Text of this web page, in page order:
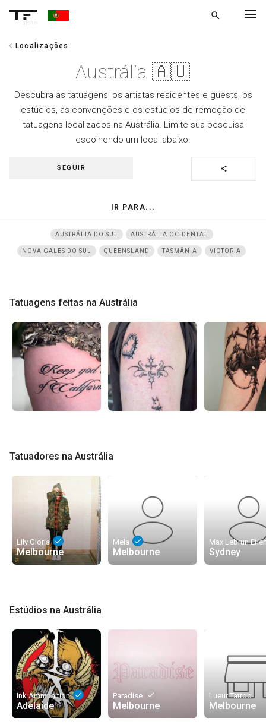
alpha
search
chevron_left Localizações
Austrália 🇦🇺
Descubra as tatuagens, os artistas residentes e guests, os
estúdios, as convenções e os estúdios de remoção de
tatuagens localizados na Austrália. Limite sua pesquisa
escolhendo um local abaixo.
share
SEGUIR
IR PARA...
AUSTRÁLIA DO SUL AUSTRÁLIA OCIDENTAL
NOVA GALES DO SUL QUEENSLAND TASMÂNIA VICTORIA
Tatuagens feitas na Austrália
Tatuadores na Austrália
Lily Gloria done
Melbourne
Mela done
Melbourne Sydney
Estúdios na Austrália
Ink Ammunition done
Adelaide
Paradise done
Melbourne
Lueur Tattoo
Melbourne